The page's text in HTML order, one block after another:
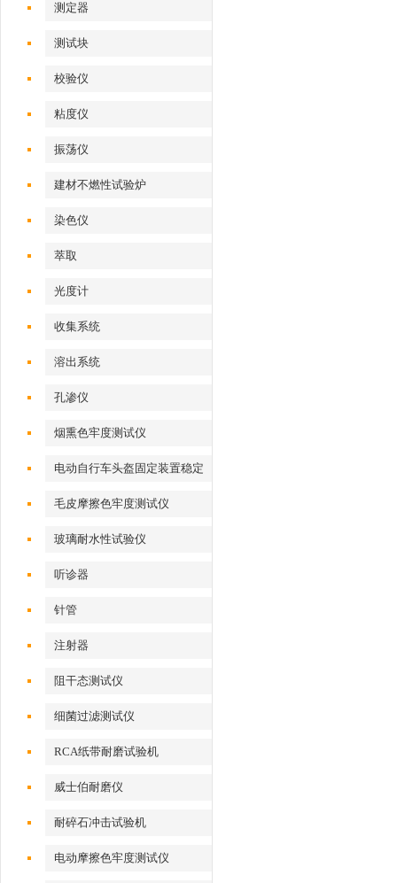
测定器
测试块
校验仪
粘度仪
振荡仪
建材不燃性试验炉
染色仪
萃取
光度计
收集系统
溶出系统
孔渗仪
烟熏色牢度测试仪
电动自行车头盔固定装置稳定
性测试仪
毛皮摩擦色牢度测试仪
玻璃耐水性试验仪
听诊器
针管
注射器
阻干态测试仪
细菌过滤测试仪
RCA纸带耐磨试验机
威士伯耐磨仪
耐碎石冲击试验机
电动摩擦色牢度测试仪